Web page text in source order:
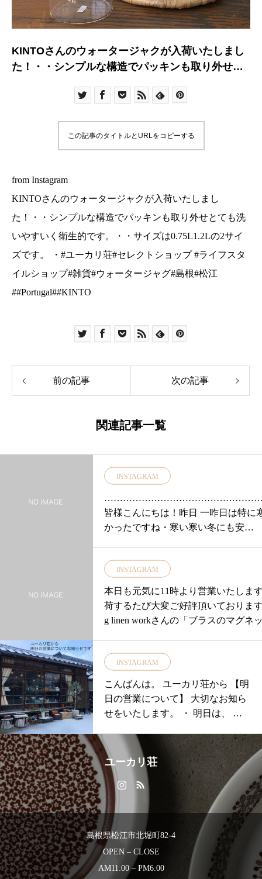
KINTOさんのウォータージャクが入荷いたしまし
た！・・シンプルな構造でパッキンも取り外せと
0.75L1.2Lの2サイズです。 ・#ユーカリ荘#セレク
ータージャグ#島根#松江##Portugal##KINTO
この記事のタイトルとURLをコピーする
from Instagram
KINTOさんのウォータージャクが入荷いたしまし
た！・・シンプルな構造でパッキンも取り外せとても洗
いやすいく衛生的です。・・サイズは0.75L1.2Lの2サイ
ズです。 ・#ユーカリ荘#セレクトショップ #ライフスタ
イルショップ#雑貨#ウォータージャグ#島根#松江
##Portugal##KINTO
前の記事 次の記事
関連記事一覧
INSTAGRAM
皆様こんにちは！昨日 一昨日は特に
かったですね・寒い寒い冬にも安
ススメ♡・ダウンではない機能中綿
ったジャケット今回使用した中綿は
インサレーションという水に強く 保
性の高い中綿・アウトドアブランド
またフードの中はボア素材で取外し
◎・ストールを巻く時や雰囲気を変
い時に便利です・ショートロングご
ます・ぜひ店頭で着心地をお試しく
いね・
#島根#松江#ユーカリ荘#yukarisou#ラ
フスタイルショップ#セレクトショッ
雑貨#雑貨屋#コーデ#18aw#新作#秋服
新作#秋#new#Danser#ジャケット
島根旅#島根旅行#旅
INSTAGRAM
本日も元気に11時より営業いたしま
荷するたび大変ご好評頂いておりま
g linen workさんの「ブラスのマグネ
などに簡単に付けれるのが魅力的♪・
細々した小さなアイテムもおしゃれ
で揃えていけばまとまりますね◎・
入荷後 すぐ完売してしまった人気者
ますのでぜひチェックしてみてくだ
い！！・・
…………………………………………お
合わせお取り置きご希望のお客様は
右のRのご希望の形をご確認の上
8:000852337448ユーカリ荘までご連
さ
い！
すぐに完売してしまうこちらの「マ
トフック」確実に手に入れたいお客
INSTAGRAM
こんばんは。 ユーカリ荘から 【明
日の営業について】 大切なお知ら
せをいたします。 ・ 明日は、 積
ユーカリ荘
島根県松江市北堀町82-4
OPEN – CLOSE
AM11:00 – PM6:00